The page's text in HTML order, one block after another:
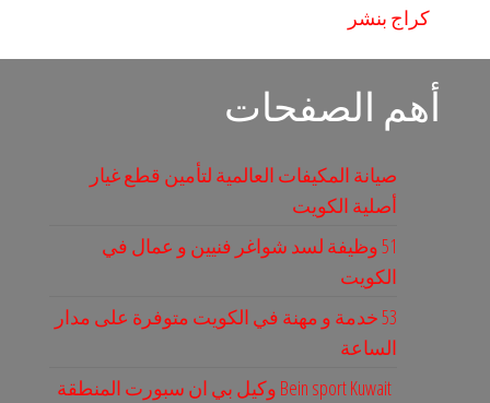
كراج بنشر
أهم الصفحات
صيانة المكيفات العالمية لتأمين قطع غيار
أصلية الكويت
51 وظيفة لسد شواغر فنيين و عمال في
الكويت
53 خدمة و مهنة في الكويت متوفرة على مدار
الساعة
Bein sport Kuwait وكيل بي ان سبورت المنطقة